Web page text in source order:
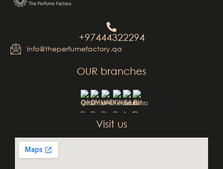
+97444322294
info@theperfumefactory.qa
OUR branches
QAOMUAEKWSA BH
Visit us